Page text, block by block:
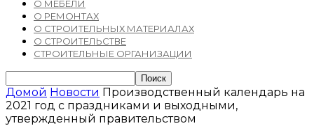
О МЕБЕЛИ
О РЕМОНТАХ
О СТРОИТЕЛЬНЫХ МАТЕРИАЛАХ
О СТРОИТЕЛЬСТВЕ
СТРОИТЕЛЬНЫЕ ОРГАНИЗАЦИИ
Домой Новости Производственный календарь на
2021 год с праздниками и выходными,
утвержденный правительством